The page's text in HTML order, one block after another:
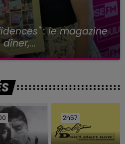
: le magazine
2h57
2h57